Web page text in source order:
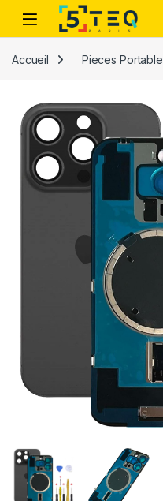
Passer à la navigation
Aller au contenu
Accueil Pieces Portable